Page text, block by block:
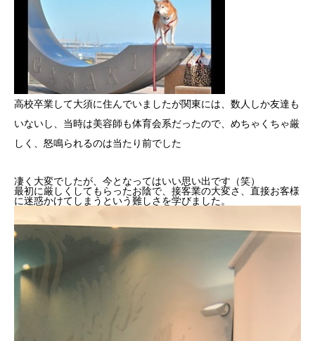
高校卒業して大須に住んでいましたが関東には、数人しか友達も
いないし、当時は美容師も体育会系だったので、めちゃくちゃ厳
しく、怒鳴られるのは当たり前でした
凄く大変でしたが、今となってはいい思い出です（笑）
最初に厳しくしてもらったお陰で、接客業の大変さ、直接お客様
に迷惑かけてしまうという難しさを学びました。